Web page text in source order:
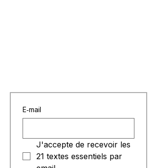
E‑mail
J'accepte de recevoir les
21 textes essentiels par